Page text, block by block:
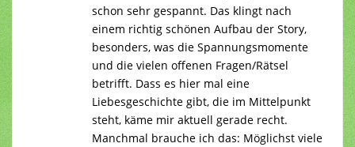
schon sehr gespannt. Das klingt nach
einem richtig schönen Aufbau der Story,
besonders, was die Spannungsmomente
und die vielen offenen Fragen/Rätsel
betrifft. Dass es hier mal eine
Liebesgeschichte gibt, die im Mittelpunkt
steht, käme mir aktuell gerade recht.
Manchmal brauche ich das: Möglichst viele